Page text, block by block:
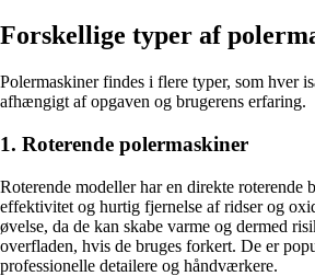
Forskellige typer af
Polermaskiner findes i flere typer, som hver
afhængigt af opgaven og brugerens erfaring.
1. Roterende polermaskiner
Roterende modeller har en direkte roterende
effektivitet og hurtig fjernelse af ridser og
øvelse, da de kan skabe varme og dermed
overfladen, hvis de bruges forkert. De er
professionelle detailere og håndværkere.